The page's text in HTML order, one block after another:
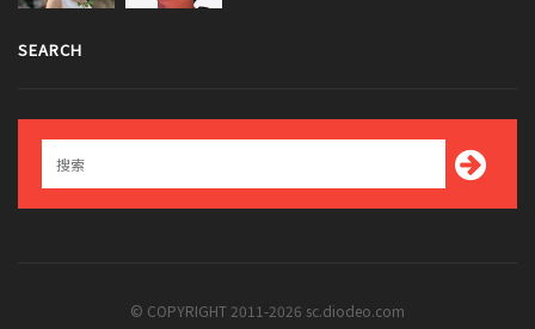
SEARCH
© COPYRIGHT 2011-2026 sc.diodeo.com